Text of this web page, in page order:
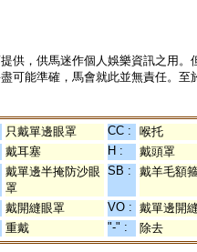
供，供馬迷作個人娛樂資訊之用
可能準確，馬會就此並無責任。至
只戴單邊眼罩 CC : 喉托
戴耳塞 H : 戴頭罩
戴單邊半掩防沙眼
罩
SB : 戴羊毛額
戴開縫眼罩 VO : 戴單邊開
重戴 "-" : 除去